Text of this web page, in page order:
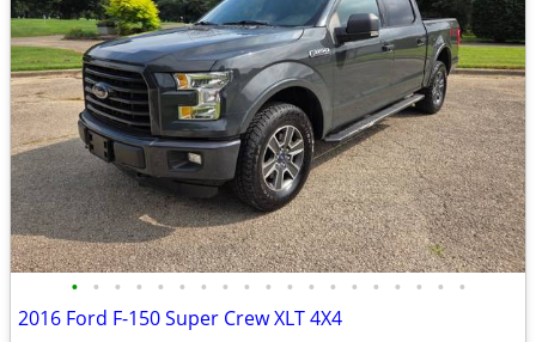
• • • • • • • • • • • • • • • • • • •
2016 Ford F-150 Super Crew XLT 4X4